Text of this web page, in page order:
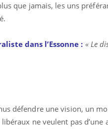
que jamais, les uns
dans l’Essonne : « Le
défendre une vision, un
ne veulent pas